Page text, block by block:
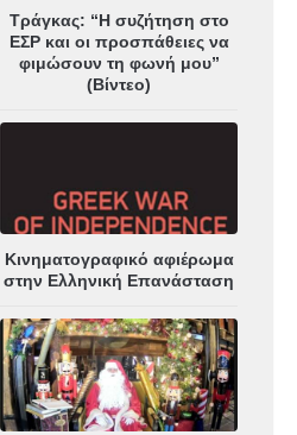
Τράγκας: “Η συζήτηση στο
ΕΣΡ και οι προσπάθειες να
φιμώσουν τη φωνή μου”
(Βίντεο)
Κινηματογραφικό αφιέρωμα
στην Ελληνική Επανάσταση